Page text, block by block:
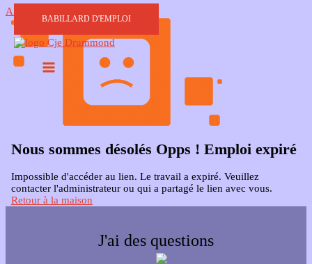
Aller au contenu
BABILLARD D'EMPLOI
Nous sommes désolés Opps ! Emploi expiré
Impossible d'accéder au lien. Le travail a expiré. Veuillez
contacter l'administrateur ou qui a partagé le lien avec vous.
Retour à la maison
J'ai des questions